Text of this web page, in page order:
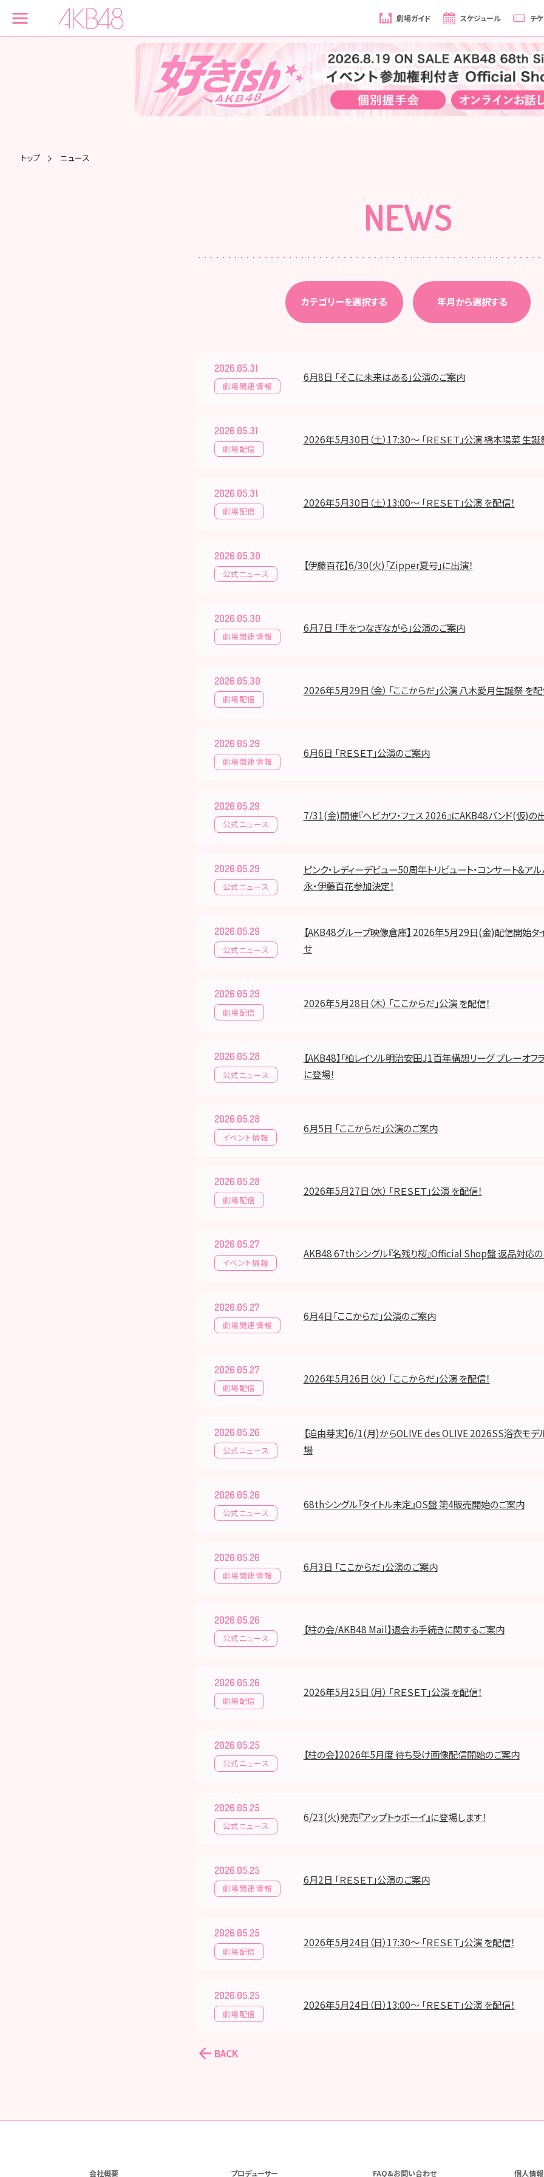
劇場ガイド スケジュール チ
トップ ニュース
NEWS
カテゴリーを選択する 年月から選択する
2026.05.31
劇場関連情報
6月8日 「そこに未来はある」公演のご案内
2026.05.31
劇場配信
2026年5月30日（土）17:30～ 「ＲＥＳＥＴ」公演 橋本陽菜 生誕
2026.05.31
劇場配信
2026年5月30日（土）13:00～ 「ＲＥＳＥＴ」公演 を配信！
2026.05.30
公式ニュース
【伊藤百花】6/30(火)「Zipper夏号」に出演！
2026.05.30
劇場関連情報
6月7日 「手をつなぎながら」公演のご案内
2026.05.30
劇場配信
2026年5月29日（金） 「ここからだ」公演 八木愛月生誕祭 を配
2026.05.29
劇場関連情報
6月6日 「ＲＥＳＥＴ」公演のご案内
2026.05.29
公式ニュース
7/31(金)開催『ヘビカワ・フェス 2026』にAKB48バンド(仮)の
2026.05.29
公式ニュース
ピンク・レディーデビュー50周年トリビュート・コンサート&ア
永・伊藤百花参加決定！
2026.05.29
公式ニュース
【AKB48グループ映像倉庫】 2026年5月29日(金)配信開始タ
せ
2026.05.29
劇場配信
2026年5月28日（木） 「ここからだ」公演 を配信！
2026.05.28
公式ニュース
【AKB48】「柏レイソル明治安田J1百年構想リーグ プレーオフ
に登場！
2026.05.28
イベント情報
6月5日 「ここからだ」公演のご案内
2026.05.28
劇場配信
2026年5月27日（水） 「ＲＥＳＥＴ」公演 を配信！
2026.05.27
イベント情報
AKB48 67thシングル『名残り桜』Official Shop盤 返品対応
2026.05.27
劇場関連情報
6月4日「ここからだ」公演のご案内
2026.05.27
劇場配信
2026年5月26日（火） 「ここからだ」公演 を配信！
2026.05.26
公式ニュース
【迫由芽実】6/1(月)からOLIVE des OLIVE 2026SS浴衣モデ
場
2026.05.26
公式ニュース
68thシングル『タイトル未定』OS盤 第4販売開始のご案内
2026.05.26
劇場関連情報
6月3日 「ここからだ」公演のご案内
2026.05.26
公式ニュース
【柱の会/AKB48 Mail】退会お手続きに関するご案内
2026.05.26
劇場配信
2026年5月25日（月） 「ＲＥＳＥＴ」公演 を配信！
2026.05.25
公式ニュース
【柱の会】2026年5月度 待ち受け画像配信開始のご案内
2026.05.25
公式ニュース
6/23(火)発売『アップトゥボーイ』に登場します！
2026.05.25
劇場関連情報
6月2日 「ＲＥＳＥＴ」公演のご案内
2026.05.25
劇場配信
2026年5月24日（日）17:30～ 「ＲＥＳＥＴ」公演 を配信！
2026.05.25
劇場配信
2026年5月24日（日）13:00～ 「ＲＥＳＥＴ」公演 を配信！
BACK
会社概要 プロデューサー FAQ&お問い合わせ 個人情